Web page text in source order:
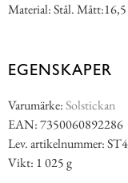
Material: Stål.
EGENSKAPER
Varumärke:Solstickan
EAN: 7350060892286
Lev. artikelnummer:
Vikt: 1 025 g